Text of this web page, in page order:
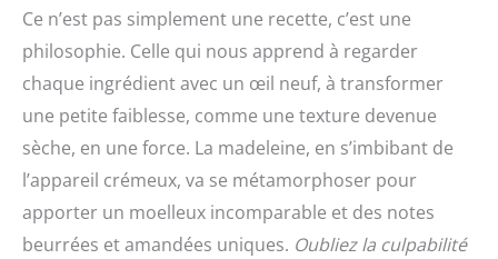
Ce n’est pas simplement une recette, c’est une
philosophie. Celle qui nous apprend à regarder
chaque ingrédient avec un œil neuf, à transformer
une petite faiblesse, comme une texture devenue
sèche, en une force. La madeleine, en s’imbibant de
l’appareil crémeux, va se métamorphoser pour
apporter un moelleux incomparable et des notes
beurrées et amandées uniques. Oubliez la culpabilité